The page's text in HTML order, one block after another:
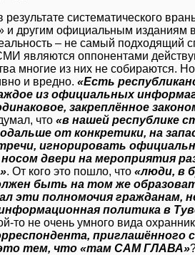
результате систематического
другим официальным изданиям
– не самый подходящий
являются оппонентами
многие из них не собираются.
и вредно. «Есть
из официальных
закреплённое
что «в нашей республике
от конкретики, на
игнорировать
двери на мероприятия
. От кого это пошло, что «люди, в
быть на том же
эти полномочия
политика в
то не очень умного вида охранник
приглашённого
тем, что «там САМ ГЛАВА»